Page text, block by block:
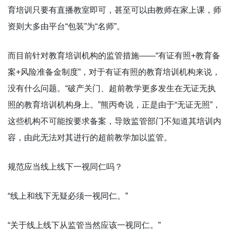
育培训只要有直播教室即可，甚至可以由教师在家上课，师
资则大多由平台“包装”为“名师”。
而目前针对教育培训机构的监管措施——“有证有照+教育备
案+风险准备金制度”，对于有证有照的教育培训机构来说，
没有什么问题。“破产关门、超前教学更多发生在无证无执
照的教育培训机构身上。”熊丙奇说，正是由于“无证无照”，
这些机构不可能按要求备案，导致监管部门不知道其培训内
容，由此无法对其进行的超前教学加以监管。
规范应当线上线下一视同仁吗？
“线上和线下无疑必须一视同仁。”
“关于线上线下从监管当然应该一视同仁。”